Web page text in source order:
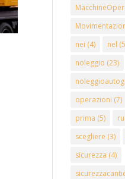
nei (4) nel
noleggio (23)
operazioni (7)
prima (5)
scegliere (3)
sicurezza (4)